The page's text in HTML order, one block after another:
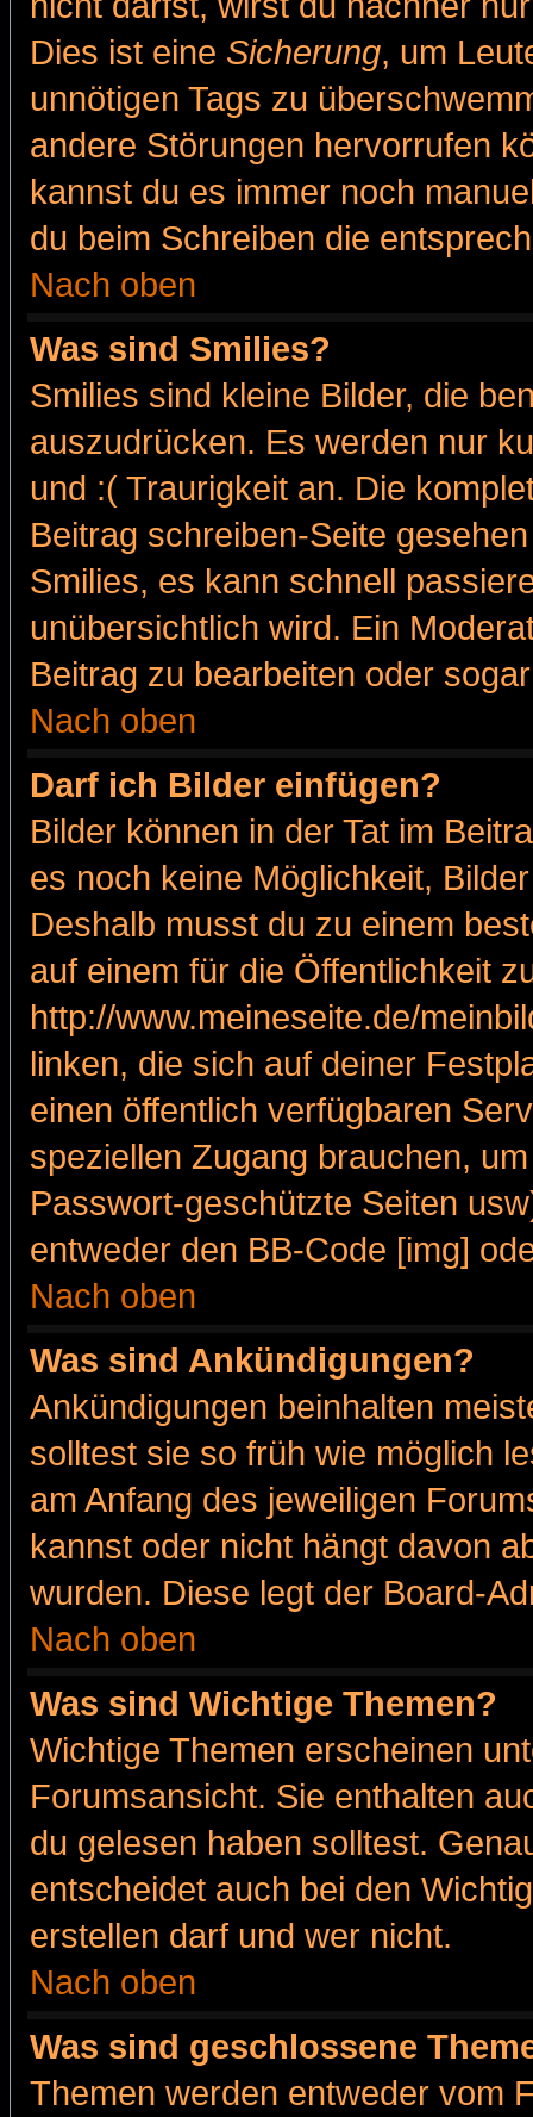
Dies ist eine Sicherung, um
unnötigen Tags zu
andere Störungen hervorrufen
kannst du es immer noch
du beim Schreiben die
Nach oben
Was sind Smilies?
Smilies sind kleine Bilder, die
auszudrücken. Es werden nur
und :( Traurigkeit an. Die
Beitrag schreiben-Seite
Smilies, es kann schnell
unübersichtlich wird. Ein
Beitrag zu bearbeiten oder
Nach oben
Darf ich Bilder einfügen?
Bilder können in der Tat im
es noch keine Möglichkeit,
Deshalb musst du zu einem
auf einem für die Öffentlichkeit
http://www.meineseite.de/
linken, die sich auf deiner
einen öffentlich verfügbaren
speziellen Zugang brauchen,
Passwort-geschützte Seiten
entweder den BB-Code [img]
Nach oben
Was sind Ankündigungen?
Ankündigungen beinhalten
solltest sie so früh wie möglich
am Anfang des jeweiligen
kannst oder nicht hängt davon
wurden. Diese legt der Board-
Nach oben
Was sind Wichtige Themen?
Wichtige Themen erscheinen
Forumsansicht. Sie enthalten
du gelesen haben solltest.
entscheidet auch bei den
erstellen darf und wer nicht.
Nach oben
Was sind geschlossene
Themen werden entweder vom